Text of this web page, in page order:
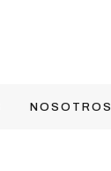
NOSOTROS